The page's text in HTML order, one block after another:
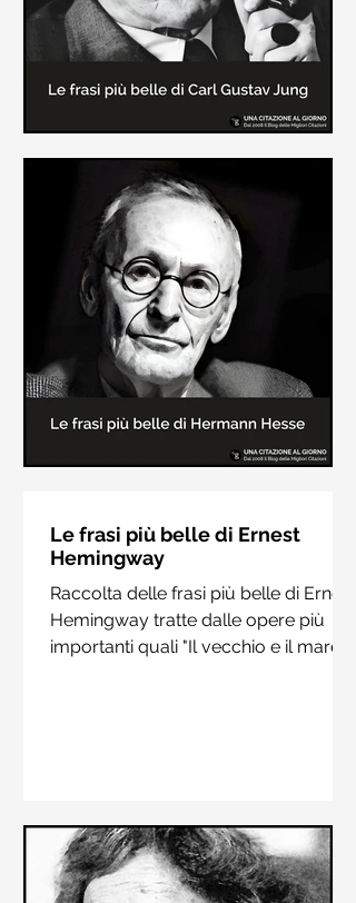
Le frasi più belle di Carl Gustav
In questa pagina sono raccolte le
frasi più belle di Carl Gustav Jung
tratte dai suoi libri più significativi
come "Libro Rosso"
Hesse
Raccolta delle frasi più belle di
Hermann Hesse estrapolate dai suoi
libri più importanti come "Siddharta",
"Sull'amore" e "Demian"
Le frasi più belle di Ernest
Hemingway
Raccolta delle frasi più belle di Ernest
Hemingway tratte dalle opere più
importanti quali "Il vecchio e il mare",